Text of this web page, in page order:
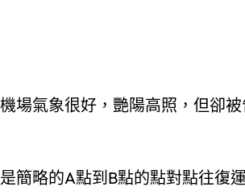
場氣象很好，艷陽高照，但卻
簡略的A點到B點的點對點往復